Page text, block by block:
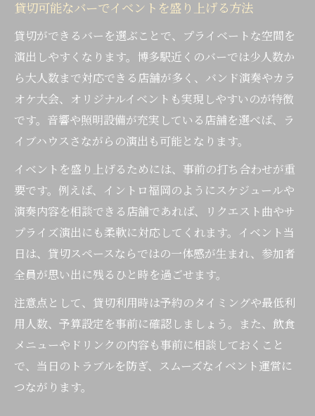
貸切可能なバーでイベントを盛り上げる方法
貸切ができるバーを選ぶことで、プライベートな空間を
演出しやすくなります。博多駅近くのバーでは少人数か
ら大人数まで対応できる店舗が多く、バンド演奏やカラ
オケ大会、オリジナルイベントも実現しやすいのが特徴
です。音響や照明設備が充実している店舗を選べば、ラ
イブハウスさながらの演出も可能となります。
イベントを盛り上げるためには、事前の打ち合わせが重
要です。例えば、イントロ福岡のようにスケジュールや
演奏内容を相談できる店舗であれば、リクエスト曲やサ
プライズ演出にも柔軟に対応してくれます。イベント当
日は、貸切スペースならではの一体感が生まれ、参加者
全員が思い出に残るひと時を過ごせます。
注意点として、貸切利用時は予約のタイミングや最低利
用人数、予算設定を事前に確認しましょう。また、飲食
メニューやドリンクの内容も事前に相談しておくこと
で、当日のトラブルを防ぎ、スムーズなイベント運営に
つながります。